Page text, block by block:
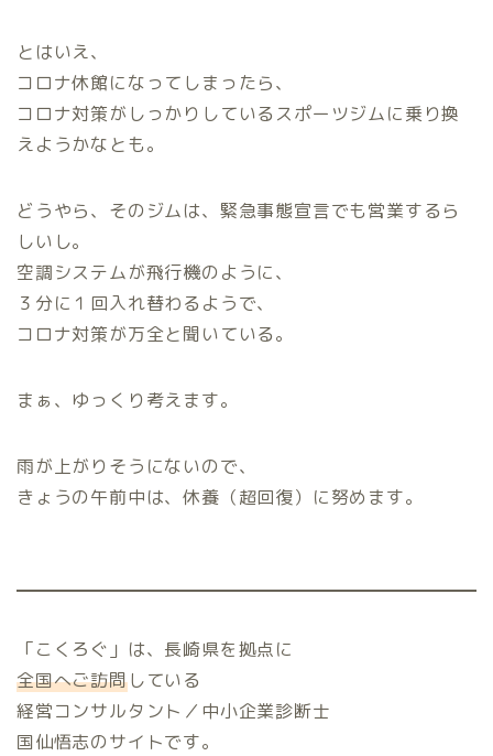
とはいえ、
コロナ休館になってしまったら、
コロナ対策がしっかりしているスポーツジムに乗り換
えようかなとも。
どうやら、そのジムは、緊急事態宣言でも営業するら
しいし。
空調システムが飛行機のように、
３分に１回入れ替わるようで、
コロナ対策が万全と聞いている。
まぁ、ゆっくり考えます。
雨が上がりそうにないので、
きょうの午前中は、休養（超回復）に努めます。
「こくろぐ」は、長崎県を拠点に
全国へご訪問している
経営コンサルタント／中小企業診断士
国仙悟志のサイトです。